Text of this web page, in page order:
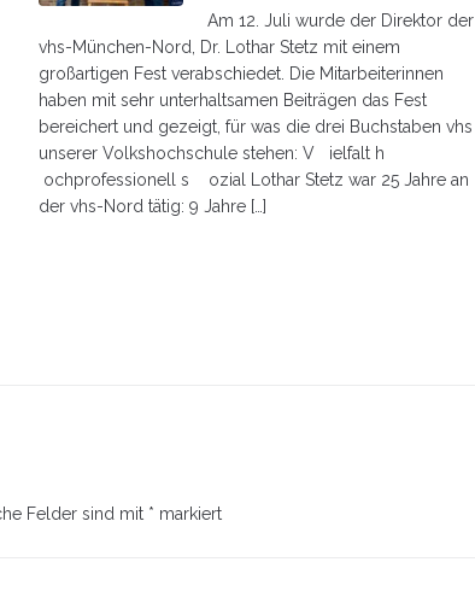
Am 12. Juli wurde der Direktor der
vhs-München-Nord, Dr. Lothar Stetz mit einem
großartigen Fest verabschiedet. Die Mitarbeiterinnen
haben mit sehr unterhaltsamen Beiträgen das Fest
bereichert und gezeigt, für was die drei Buchstaben vhs
unserer Volkshochschule stehen: V ielfalt h
ochprofessionell s ozial Lothar Stetz war 25 Jahre an
der vhs-Nord tätig: 9 Jahre […]
Felder sind mit * markiert